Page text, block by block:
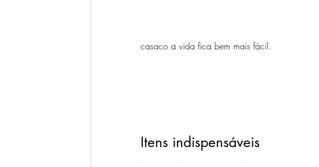
casaco a vida fica bem mais fácil.
Itens indispensáveis